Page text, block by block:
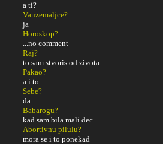
a ti?
Vanzemaljce?
ja
Horoskop?
...no comment
Raj?
to sam stvoris od zivota
Pakao?
a i to
Sebe?
da
Babarogu?
kad sam bila mali dec
Abortivnu pilulu?
mora se i to ponekad